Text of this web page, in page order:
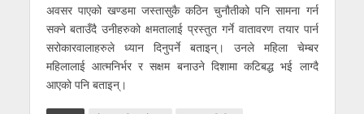
अवसर पाएको खण्डमा जस्तासुकै कठिन चुनौतीको पनि सामना गर्न
सक्ने बताउँदै उनीहरुको क्षमतालाई प्रस्तुत गर्ने वातावरण तयार पार्न
सरोकारवालाहरुले ध्यान दिनुपर्ने बताइन्। उनले महिला चेम्बर
महिलालाई आत्मनिर्भर र सक्षम बनाउने दिशामा कटिबद्ध भई लाग्दै
आएको पनि बताइन्।